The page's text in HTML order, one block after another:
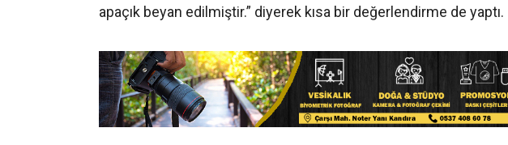
apaçık beyan edilmiştir.” diyerek kısa bir değerlendirme de yaptı.